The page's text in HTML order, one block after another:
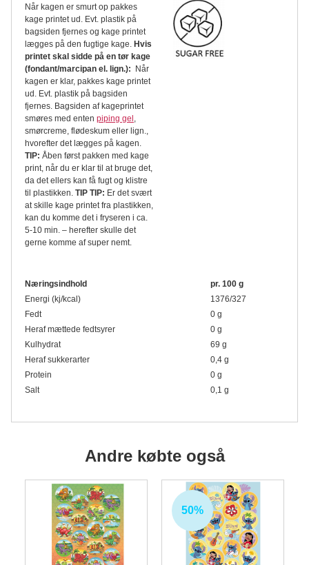
Når kagen er smurt op pakkes
kage printet ud. Evt. plastik på
bagsiden fjernes og kage printet
lægges på den fugtige kage. Hvis
printet skal sidde på en tør kage
(fondant/marcipan el. lign.):
Når
kagen er klar, pakkes kage printet
ud. Evt. plastik på bagsiden
fjernes. Bagsiden af kageprintet
smøres med enten piping gel ,
smørcreme, flødeskum eller lign.,
hvorefter det lægges på kagen.
TIP: Åben først pakken med kage
print, når du er klar til at bruge det,
da det ellers kan få fugt og klistre
til plastikken. TIP TIP: Er det svært
at skille kage printet fra plastikken,
kan du komme det i fryseren i ca.
5-10 min. – herefter skulle det
gerne komme af super nemt.
Næringsindhold
pr. 100 g
Energi (kj/kcal)
1376/327
Fedt
0 g
Heraf mættede fedtsyrer
0 g
Kulhydrat
69 g
Heraf sukkerarter
0,4 g
Protein
0 g
Salt
0,1 g
Andre købte også
50%